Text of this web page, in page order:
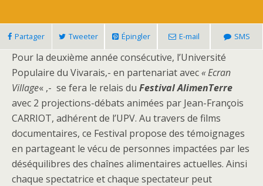
Partager Tweeter Épingler E-mail SMS
Pour la deuxième année consécutive, l’Université
Populaire du Vivarais,- en partenariat avec« Ecran
Village« ,- se fera le relais du Festival AlimenTerre
avec 2 projections-débats animées par Jean-François
CARRIOT, adhérent de l’UPV. Au travers de films
documentaires, ce Festival propose des témoignages
en partageant le vécu de personnes impactées par les
déséquilibres des chaînes alimentaires actuelles. Ainsi
chaque spectatrice et chaque spectateur peut